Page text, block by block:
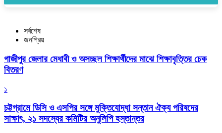
সর্বশেষ
জনপ্রিয়
গাজীপুর জেলার মেধাবী ও অসচ্ছল শিক্ষার্থীদের মাঝে শিক্ষাবৃত্তির চেক
বিতরণ
১
চট্টগ্রামে ডিসি ও এসপির সঙ্গে মুক্তিযোদ্ধা সন্তান ঐক্য পরিষদের
সাক্ষাৎ, ২১ সদস্যের কমিটির অনুলিপি হস্তান্তর